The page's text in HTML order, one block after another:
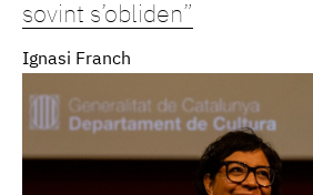
sovint s’obliden”
Ignasi Franch